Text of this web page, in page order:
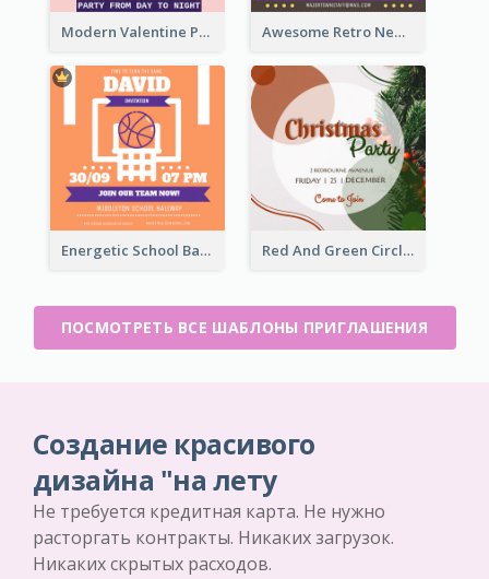
Modern Valentine Party Pink Invitation Design Templates Awesome Retro New Year Invitation Template Design
Energetic School Basketball Team Invitation Ideas Red And Green Circle Christmas Invitation
ПОСМОТРЕТЬ ВСЕ ШАБЛОНЫ ПРИГЛАШЕНИЯ
Создание красивого
дизайна "на лету
Не требуется кредитная карта. Не нужно
расторгать контракты. Никаких загрузок.
Никаких скрытых расходов.